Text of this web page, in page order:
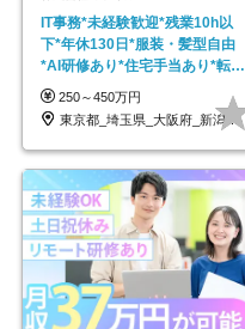
IT事務*未経験歓迎*残業10h以
下*年休130日*服装・髪型自由
*AI研修あり*住宅手当あり*転勤
なし
250～450万円
東京都_埼玉県_大阪府_新潟県_福岡県